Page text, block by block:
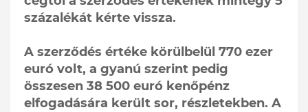
százalékát kérte vissza.
A szerződés értéke körülbelül 770 ezer
euró volt, a gyanú szerint pedig
összesen 38 500 euró kenőpénz
elfogadására került sor, részletekben. A